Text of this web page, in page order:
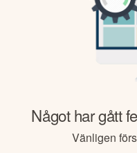
Något har gått
Vänligen